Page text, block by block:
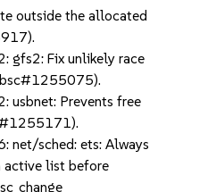
outside the allocated
gfs2: Fix unlikely race
usbnet: Prevents free
net/sched: ets: Always
active list before